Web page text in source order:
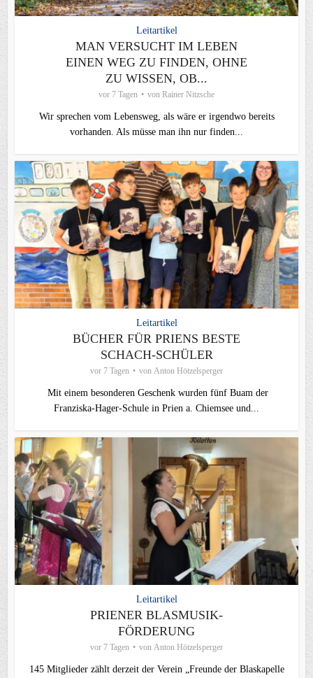
Leitartikel
MAN VERSUCHT IM LEBEN
EINEN WEG ZU FINDEN, OHNE
ZU WISSEN, OB...
vor 7 Tagen von Rainer Nitzsche
Wir sprechen vom Lebensweg, als wäre er irgendwo bereits
vorhanden. Als müsse man ihn nur finden...
Leitartikel
BÜCHER FÜR PRIENS BESTE
SCHACH-SCHÜLER
vor 7 Tagen von Anton Hötzelsperger
Mit einem besonderen Geschenk wurden fünf Buam der
Franziska-Hager-Schule in Prien a. Chiemsee und...
Leitartikel
PRIENER BLASMUSIK-
FÖRDERUNG
vor 7 Tagen von Anton Hötzelsperger
145 Mitglieder zählt derzeit der Verein „Freunde der Blaskapelle